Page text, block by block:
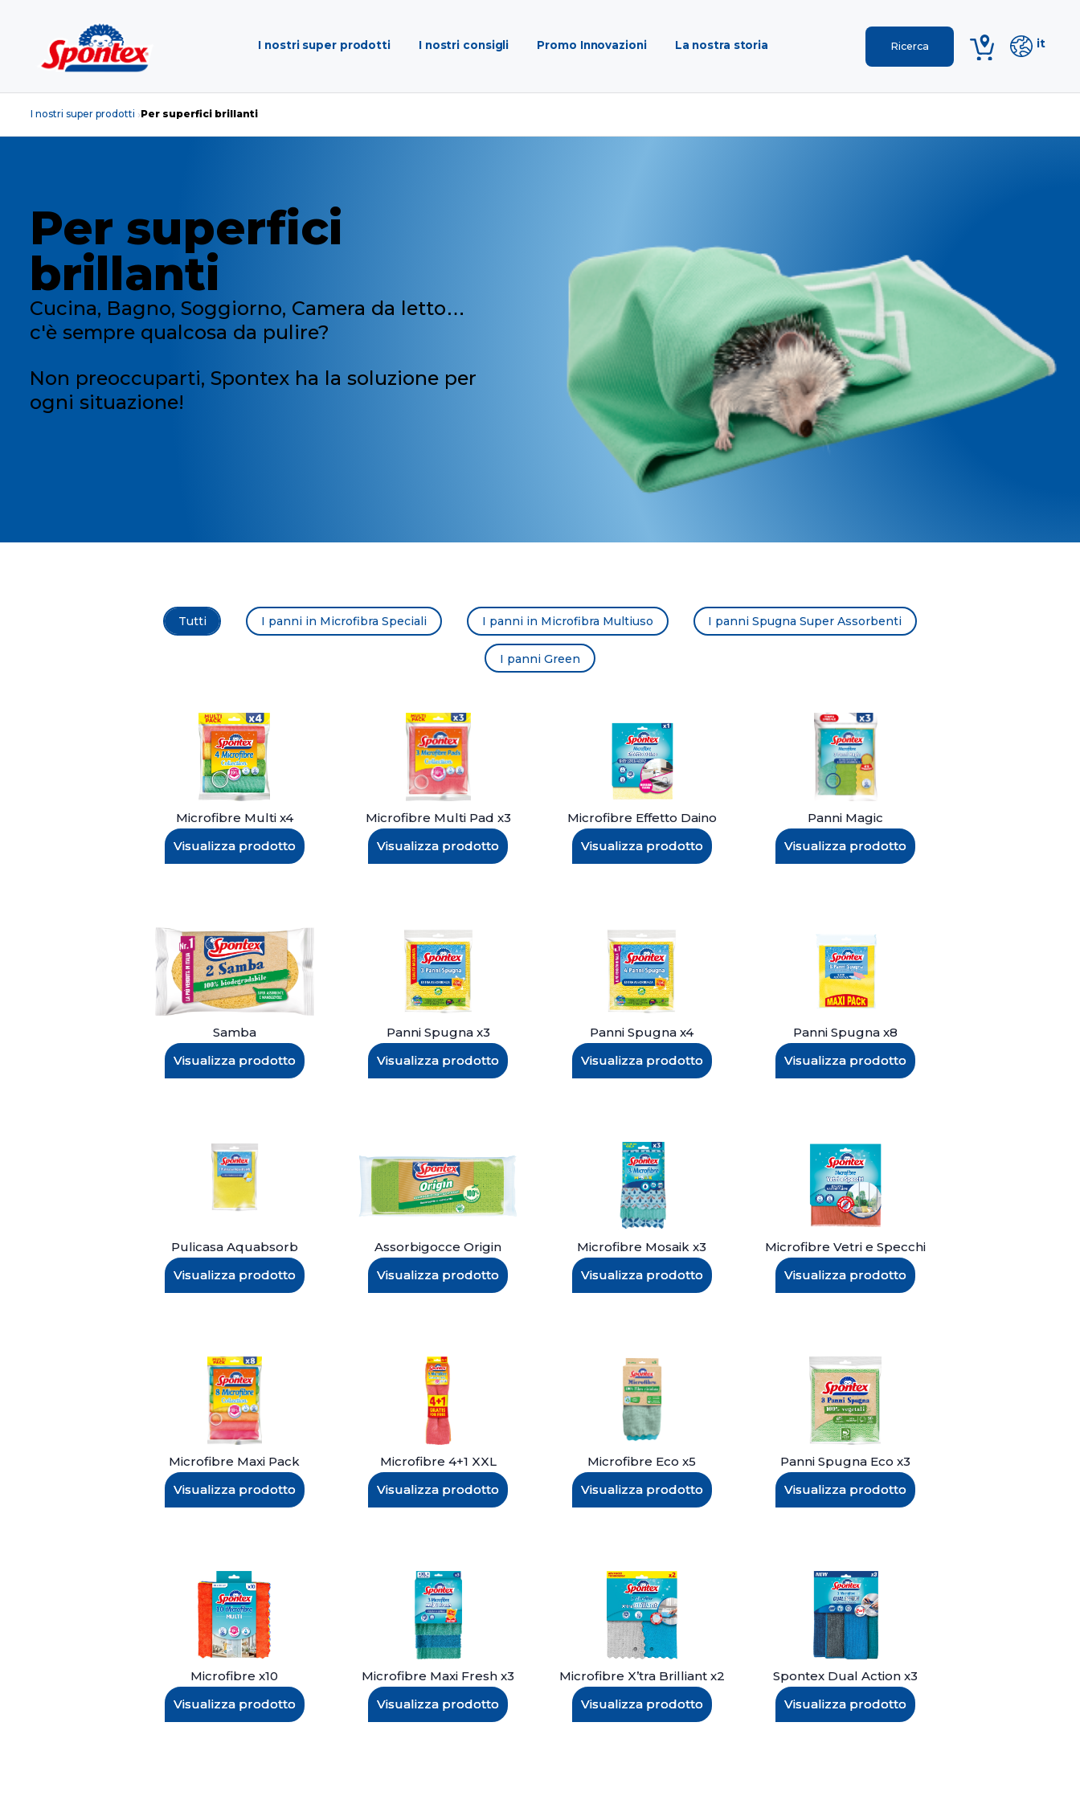
I nostri super prodotti I nostri consigli Promo Innovazioni La nostra storia it
I nostri super prodotti › Per superfici brillanti
Per superfici
brillanti
Cucina, Bagno, Soggiorno, Camera da letto…
c'è sempre qualcosa da pulire?
Non preoccuparti, Spontex ha la soluzione per
ogni situazione!
Tutti I panni in Microfibra Speciali I panni in Microfibra Multiuso I panni Spugna Super Assorbenti
I panni Green
Microfibre Multi x4
Visualizza prodotto
Microfibre Multi Pad x3
Visualizza prodotto
Microfibre Effetto Daino
Visualizza prodotto
Panni Magic
Visualizza prodotto
Samba
Visualizza prodotto
Panni Spugna x3
Visualizza prodotto
Panni Spugna x4
Visualizza prodotto
Panni Spugna x8
Visualizza prodotto
Pulicasa Aquabsorb
Visualizza prodotto
Assorbigocce Origin
Visualizza prodotto
Microfibre Mosaik x3
Visualizza prodotto
Microfibre Vetri e Specchi
Visualizza prodotto
Microfibre Maxi Pack
Visualizza prodotto
Microfibre 4+1 XXL
Visualizza prodotto
Microfibre Eco x5
Visualizza prodotto
Panni Spugna Eco x3
Visualizza prodotto
Microfibre x10
Visualizza prodotto
Microfibre Maxi Fresh x3
Visualizza prodotto
Microfibre X’tra Brilliant x2
Visualizza prodotto
Spontex Dual Action x3
Visualizza prodotto